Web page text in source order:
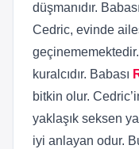
düşmanıdır.
Cedric, evinde
kuralcıdır. Babası
bitkin olur.
yaklaşık seksen
iyi anlayan odur.